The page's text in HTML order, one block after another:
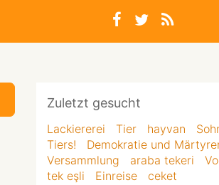
Zuletzt gesucht
Lackiererei Tier hayvan
Tiers!
Demokratie und
Versammlung
araba tekeri
tek eşli
Einreise ceket